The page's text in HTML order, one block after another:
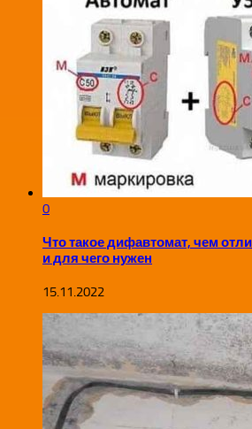
0
Что такое дифавтомат, чем
и для чего нужен
15.11.2022